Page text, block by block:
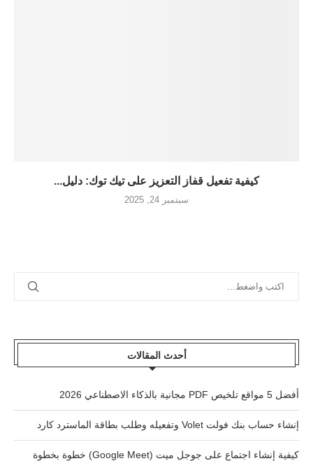
كيفية تفعيل قفاز التعزيز على تيك توك: دليل...
سبتمبر 24, 2025
أحدث المقالات
أفضل 5 مواقع تلخيص PDF مجانية بالذكاء الاصطناعي 2026
إنشاء حساب بنك فولت Volet وتفعيله وطلب بطاقة الماسترد كارد
كيفية إنشاء اجتماع على جوجل ميت (Google Meet) خطوة بخطوة